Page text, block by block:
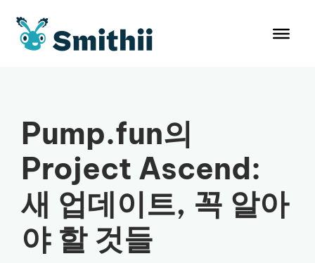
Pump.fun의
Project Ascend:
새 업데이트, 꼭 알아
야 할 것들